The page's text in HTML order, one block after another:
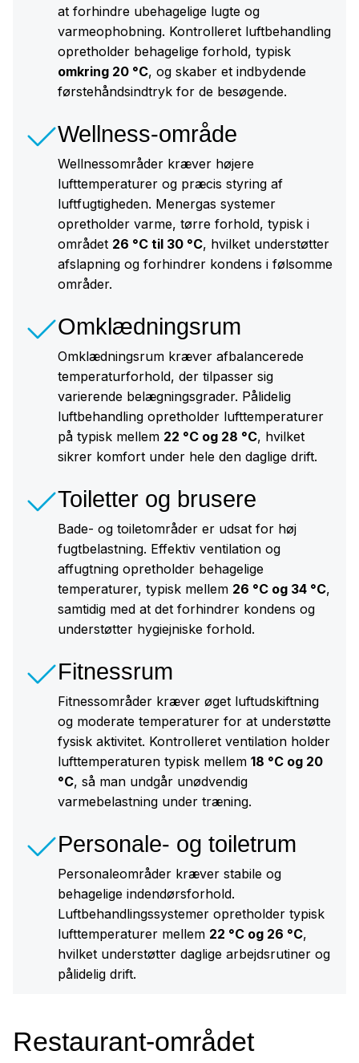
at forhindre ubehagelige lugte og
varmeophobning. Kontrolleret luftbehandling
opretholder behagelige forhold, typisk
omkring 20 °C, og skaber et indbydende
førstehåndsindtryk for de besøgende.
Wellness-område
Wellnessområder kræver højere
lufttemperaturer og præcis styring af
luftfugtigheden. Menergas systemer
opretholder varme, tørre forhold, typisk i
området 26 °C til 30 °C, hvilket understøtter
afslapning og forhindrer kondens i følsomme
områder.
Omklædningsrum
Omklædningsrum kræver afbalancerede
temperaturforhold, der tilpasser sig
varierende belægningsgrader. Pålidelig
luftbehandling opretholder lufttemperaturer
på typisk mellem 22 °C og 28 °C, hvilket
sikrer komfort under hele den daglige drift.
Toiletter og brusere
Bade- og toiletområder er udsat for høj
fugtbelastning. Effektiv ventilation og
affugtning opretholder behagelige
temperaturer, typisk mellem 26 °C og 34 °C,
samtidig med at det forhindrer kondens og
understøtter hygiejniske forhold.
Fitnessrum
Fitnessområder kræver øget luftudskiftning
og moderate temperaturer for at understøtte
fysisk aktivitet. Kontrolleret ventilation holder
lufttemperaturen typisk mellem 18 °C og 20
°C, så man undgår unødvendig
varmebelastning under træning.
Personale- og toiletrum
Personaleområder kræver stabile og
behagelige indendørsforhold.
Luftbehandlingssystemer opretholder typisk
lufttemperaturer mellem 22 °C og 26 °C,
hvilket understøtter daglige arbejdsrutiner og
pålidelig drift.
Restaurant-området